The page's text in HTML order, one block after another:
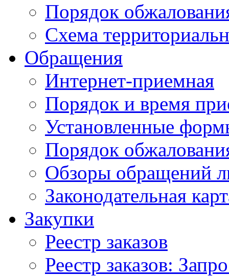
Порядок
Схема
Обращения
Интернет-приемная
Порядок и время
Установленные
Порядок
Обзоры обращений
Законодательная
Закупки
Реестр заказов
Реестр заказов: